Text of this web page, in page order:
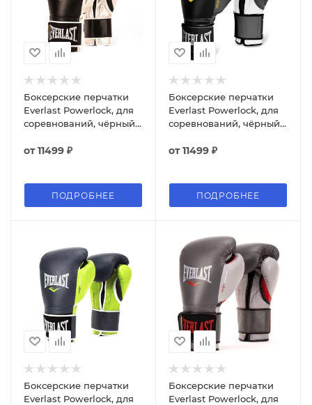
Боксерские перчатки
Everlast Powerlock, для
соревнований, чёрный /
от11499 ₽
ПОДРОБНЕЕ
Боксерские перчатки
Everlast Powerlock, для
соревнований, чёрный /
от11499 ₽
ПОДРОБНЕЕ
Боксерские перчатки
Everlast Powerlock, для
Боксерские перчатки
Everlast Powerlock, для